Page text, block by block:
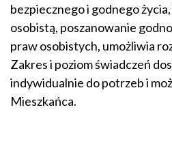
bezpiecznego i godnego
osobistą, poszanowanie
praw osobistych, umożliwia
Zakres i poziom świadczeń
indywidualnie do potrzeb i
Mieszkańca.